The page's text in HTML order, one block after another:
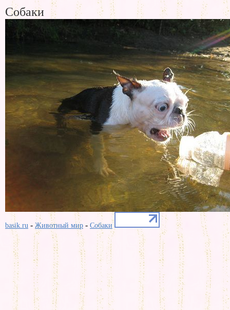
Собаки
basik.ru - Животный мир - Собаки